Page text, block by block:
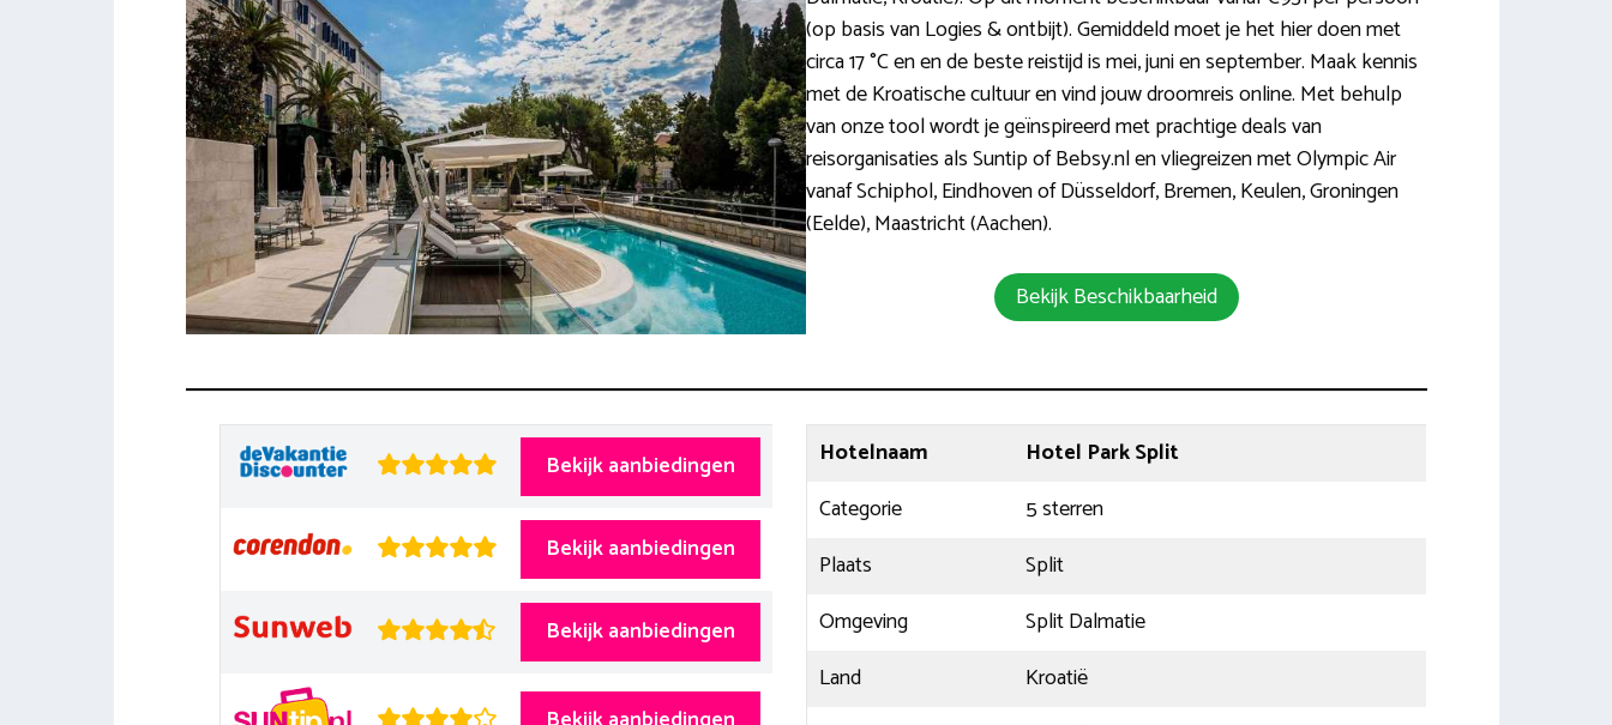
(op basis van Logies & ontbijt). Gemiddeld moet je het hier doen met
circa 17 °C en en de beste reistijd is mei, juni en september. Maak kennis
met de Kroatische cultuur en vind jouw droomreis online. Met behulp
van onze tool wordt je geïnspireerd met prachtige deals van
reisorganisaties als Suntip of Bebsy.nl en vliegreizen met Olympic Air
vanaf Schiphol, Eindhoven of Düsseldorf, Bremen, Keulen, Groningen
(Eelde), Maastricht (Aachen).
Bekijk Beschikbaarheid
Bekijk aanbiedingen
Bekijk aanbiedingen
Bekijk aanbiedingen
Hotelnaam
Hotel Park Split
Categorie
5 sterren
Plaats
Split
Omgeving
Split Dalmatie
Land
Kroatië